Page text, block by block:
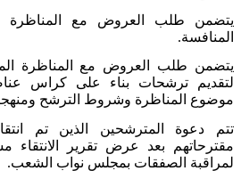
يتضمن طلب العروض مع المناظرة
المنافسة.
يتضمن طلب العروض مع المناظرة
لتقديم ترشحات بناء على كراس
موضوع المناظرة وشروط الترشح ومنهجية
تتم دعوة المترشحين الذين تم
مقترحاتهم بعد عرض تقرير الانتقاء
لمراقبة الصفقات بمجلس نواب الشعب.